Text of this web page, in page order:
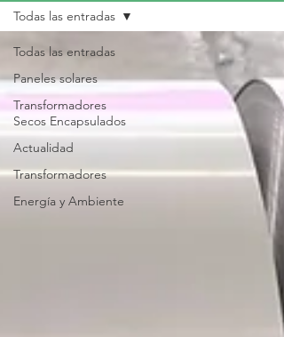
Todas las entradas
Paneles solares
Transformadores
Secos Encapsulados
Actualidad
Transformadores
Energía y Ambiente
Todas las entradas